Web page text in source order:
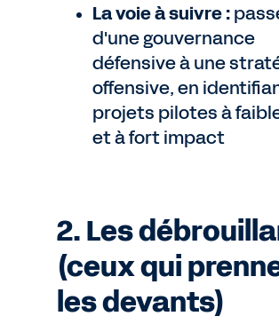
La voie à suivre :
d'une gouvernance
défensive à une
offensive, en
projets pilotes à
et à fort impact
2. Les
(ceux qui
les devants)